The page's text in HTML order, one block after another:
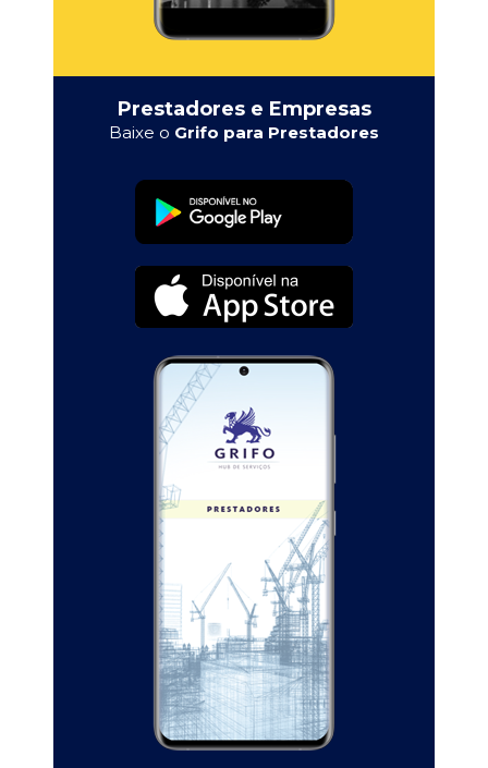
Prestadores e Empresas
Baixe o Grifo para Prestadores